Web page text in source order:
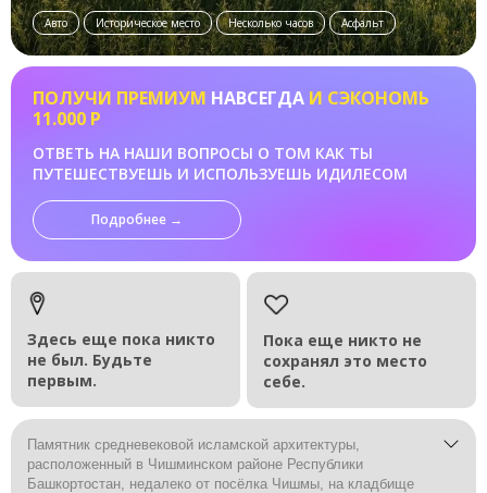
Авто Историческое место Несколько часов Асфальт
ПОЛУЧИ ПРЕМИУМ НАВСЕГДА И СЭКОНОМЬ
11.000 Р
ОТВЕТЬ НА НАШИ ВОПРОСЫ О ТОМ КАК ТЫ
ПУТЕШЕСТВУЕШЬ И ИСПОЛЬЗУЕШЬ ИДИЛЕСОМ
Подробнее →
Здесь еще пока никто
не был. Будьте
первым.
Пока еще никто не
сохранял это место
себе.
Памятник средневековой исламской архитектуры,
расположенный в Чишминском районе Республики
Башкортостан, недалеко от посёлка Чишмы, на кладбище